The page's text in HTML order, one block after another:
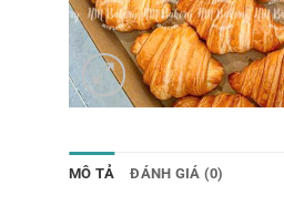
MÔ TẢ ĐÁNH GIÁ (0)